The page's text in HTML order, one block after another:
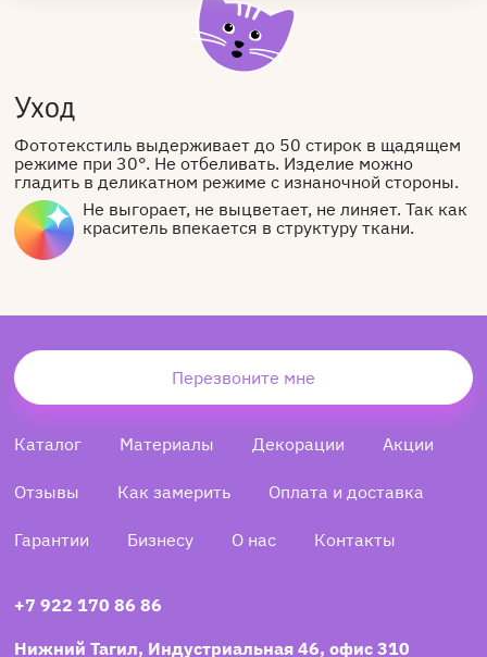
Уход
Фототекстиль выдерживает до 50 стирок в щадящем
режиме при 30°. Не отбеливать. Изделие можно
гладить в деликатном режиме с изнаночной стороны.
Не выгорает, не выцветает, не линяет. Так как
краситель впекается в структуру ткани.
Перезвоните мне
Каталог Материалы Декорации Акции
Отзывы Как замерить Оплата и доставка
Гарантии Бизнесу О нас Контакты
+7 922 170 86 86
Нижний Тагил, Индустриальная 46, офис 310